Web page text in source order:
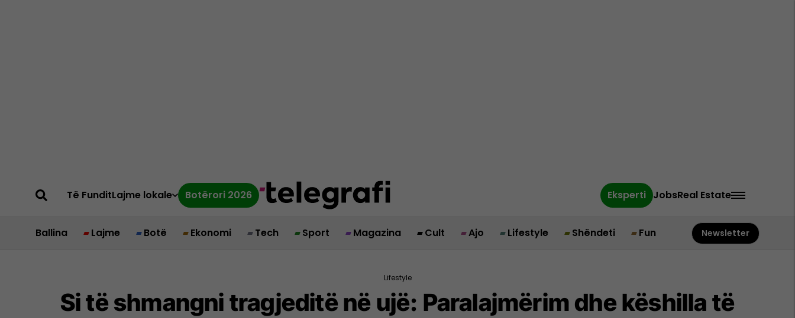
Të FunditLajme lokale Botërori 2026 Eksperti JobsReal Estate
Ballina Lajme Botë Ekonomi Tech Sport Magazina Cult Ajo Lifestyle Shëndeti Fun Newsletter
Lifestyle
Si të shmangni tragjeditë në ujë: Paralajmërim dhe këshilla të